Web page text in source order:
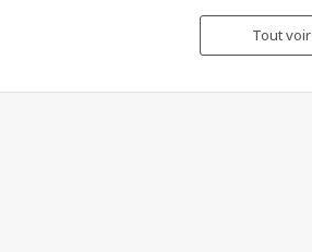
Tout voir